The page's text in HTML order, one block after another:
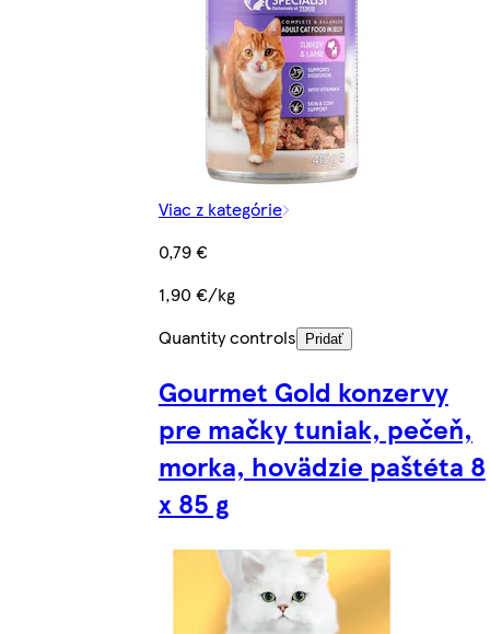
Viac z kategórie
0,79 €
1,90 €/kg
Quantity controls
Pridať
Gourmet Gold konzervy
pre mačky tuniak, pečeň,
morka, hovädzie paštéta 8
x 85 g